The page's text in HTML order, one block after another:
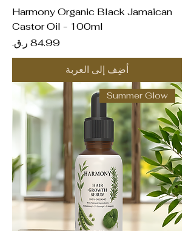
Harmony Organic Black Jamaican
Castor Oil - 100ml
السعر
أضِف إلى العربة
Summer Glow